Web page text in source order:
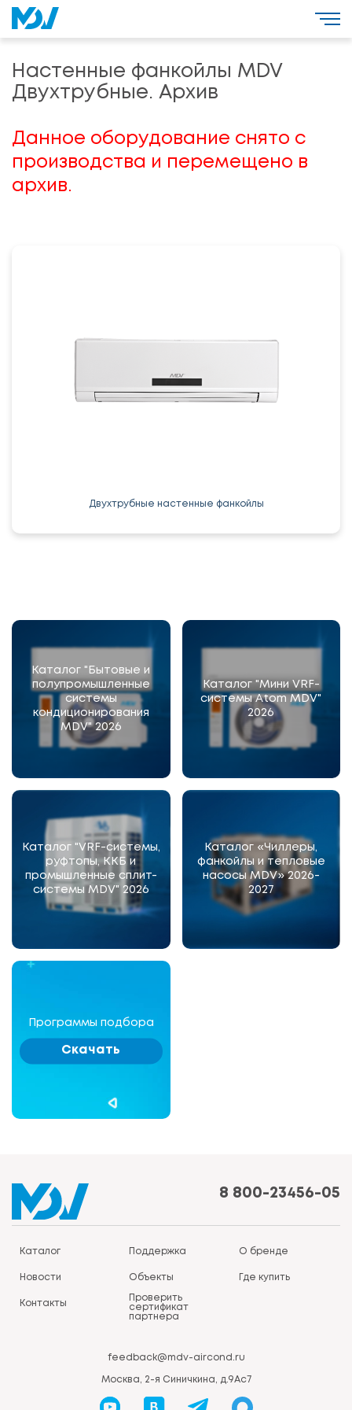
Настенные фанкойлы MDV
Двухтрубные. Архив
Данное оборудование снято с
производства и перемещено в
архив.
Двухтрубные настенные фанкойлы
Каталог "Бытовые и
полупромышленные
системы
кондиционирования
MDV" 2026
Каталог "Мини VRF-
системы Atom MDV"
2026
Каталог "VRF-системы,
руфтопы, ККБ и
промышленные сплит-
системы MDV" 2026
Каталог «Чиллеры,
фанкойлы и тепловые
насосы MDV» 2026-
2027
Программы подбора
Скачать
8 800-23456-05
Каталог Поддержка О бренде
Новости Объекты Где купить
Контакты
Проверить
сертификат
партнера
feedback@mdv-aircond.ru
Москва, 2-я Синичкина, д.9Ас7